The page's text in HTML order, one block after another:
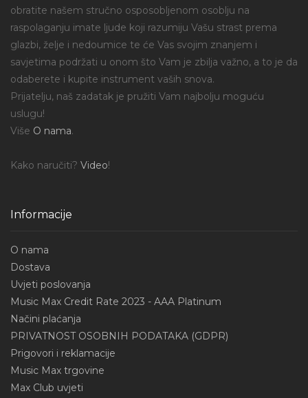
obratite našem stručno osposobljenom osoblju na
raspolaganju imate ljude koji razumiju Vašu strast prema
glazbi, želje i nedoumice te će Vas svojim znanjem i
savjetima podržati u onom što Vam je zbilja važno, a to je da
odaberete i kupite instrument vaših snova.
Prijatelju, naš zadatak je pružiti Vam najbolju moguću
uslugu!
Više O nama.
Kako naručiti? Video!
Informacije
O nama
Dostava
Uvjeti poslovanja
Music Max Credit Rate 2023 - AAA Platinum
Načini plaćanja
PRIVATNOST OSOBNIH PODATAKA (GDPR)
Prigovori i reklamacije
Music Max trgovine
Max Club uvjeti